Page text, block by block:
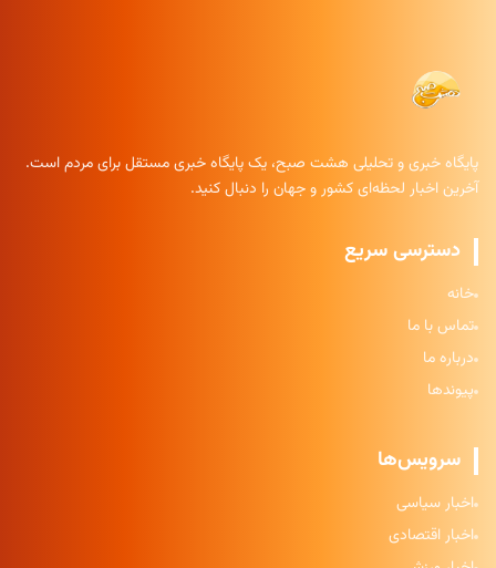
پایگاه خبری و تحلیلی هشت صبح، یک پایگاه خبری مستقل برای مردم است.
آخرین اخبار لحظه‌ای کشور و جهان را دنبال کنید.
دسترسی سریع
خانه
تماس با ما
درباره ما
پیوندها
سرویس‌ها
اخبار سیاسی
اخبار اقتصادی